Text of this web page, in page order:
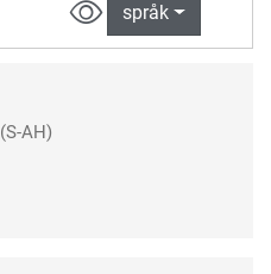
språk
(S-AH)